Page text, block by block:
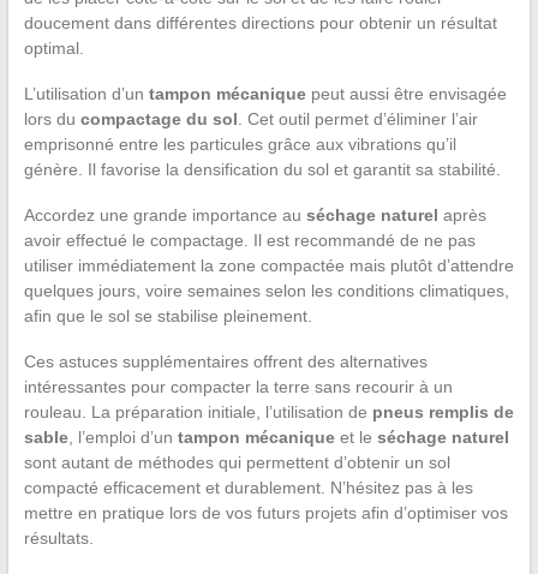
doucement dans différentes directions pour obtenir un résultat
optimal.
L’utilisation d’un tampon mécaniquepeut aussi être envisagée
lors du compactage du sol . Cet outil permet d’éliminer l’air
emprisonné entre les particules grâce aux vibrations qu’il
génère. Il favorise la densification du sol et garantit sa stabilité.
Accordez une grande importance au séchage naturel après
avoir effectué le compactage. Il est recommandé de ne pas
utiliser immédiatement la zone compactée mais plutôt d’attendre
quelques jours, voire semaines selon les conditions climatiques,
afin que le sol se stabilise pleinement.
Ces astuces supplémentaires offrent des alternatives
intéressantes pour compacter la terre sans recourir à un
rouleau. La préparation initiale, l’utilisation de pneus remplis de
sable, l’emploi d’un tampon mécaniqueet le séchage naturel
sont autant de méthodes qui permettent d’obtenir un sol
compacté efficacement et durablement. N’hésitez pas à les
mettre en pratique lors de vos futurs projets afin d’optimiser vos
résultats.